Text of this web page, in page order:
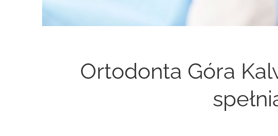
Ortodonta Góra